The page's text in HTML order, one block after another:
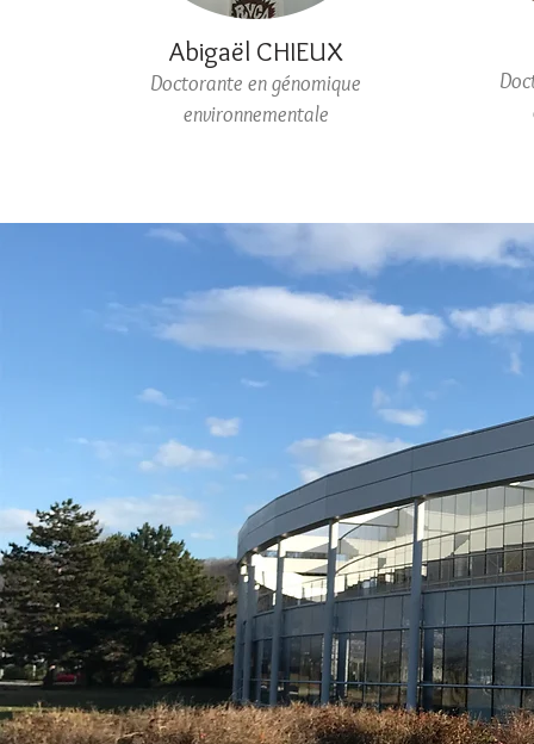
Abigaël CHIEUX
Doctorante en génomique
environnementale